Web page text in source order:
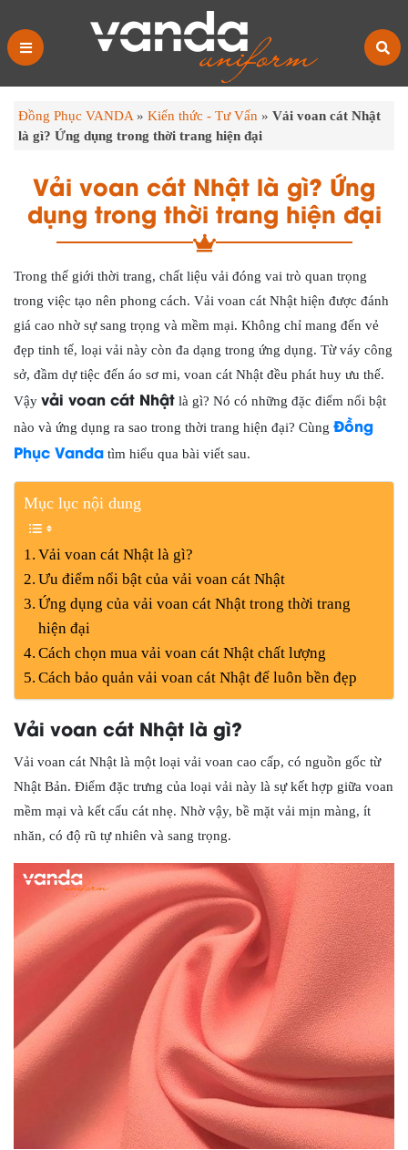
Đồng Phục VANDA » Kiến thức - Tư Vấn » Vải voan cát Nhật
là gì? Ứng dụng trong thời trang hiện đại
Vải voan cát Nhật là gì? Ứng
dụng trong thời trang hiện đại
Trong thế giới thời trang, chất liệu vải đóng vai trò quan trọng
trong việc tạo nên phong cách. Vải voan cát Nhật hiện được đánh
giá cao nhờ sự sang trọng và mềm mại. Không chỉ mang đến vẻ
đẹp tinh tế, loại vải này còn đa dạng trong ứng dụng. Từ váy công
sở, đầm dự tiệc đến áo sơ mi, voan cát Nhật đều phát huy ưu thế.
Vậy vải voan cát Nhật là gì? Nó có những đặc điểm nổi bật
nào và ứng dụng ra sao trong thời trang hiện đại? Cùng Đồng
Phục Vanda tìm hiểu qua bài viết sau.
Mục lục nội dung
Vải voan cát Nhật là gì?
Ưu điểm nổi bật của vải voan cát Nhật
Ứng dụng của vải voan cát Nhật trong thời trang
hiện đại
Cách chọn mua vải voan cát Nhật chất lượng
Cách bảo quản vải voan cát Nhật để luôn bền đẹp
Vải voan cát Nhật là gì?
Vải voan cát Nhật là một loại vải voan cao cấp, có nguồn gốc từ
Nhật Bản. Điểm đặc trưng của loại vải này là sự kết hợp giữa voan
mềm mại và kết cấu cát nhẹ. Nhờ vậy, bề mặt vải mịn màng, ít
nhăn, có độ rũ tự nhiên và sang trọng.